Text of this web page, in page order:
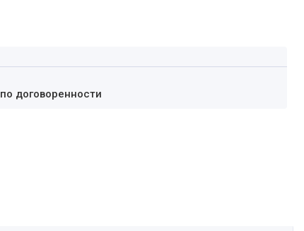
по договоренности